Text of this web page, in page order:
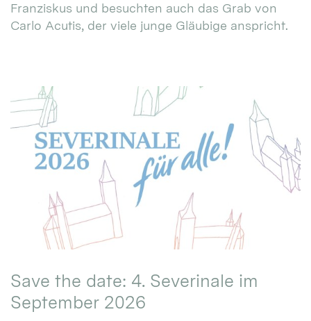
Franziskus und besuchten auch das Grab von
Carlo Acutis, der viele junge Gläubige anspricht.
Save the date: 4. Severinale im
September 2026